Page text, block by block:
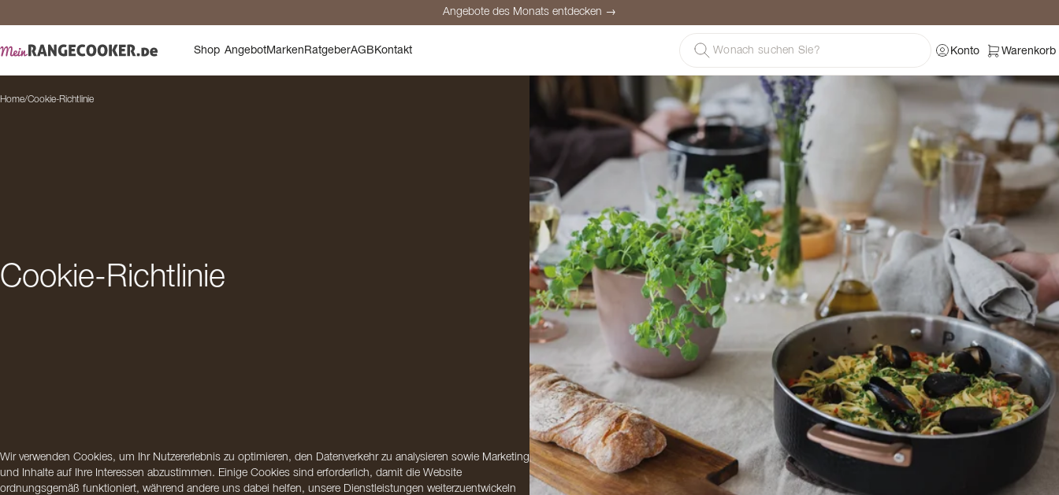
Angebote des Monats entdecken →
Persönliche Beratung
Shop AngebotMarkenRatgeberAGBKontakt Konto Warenkorb
Home/Cookie-Richtlinie
Cookie-Richtlinie
Wir verwenden Cookies, um Ihr Nutzererlebnis zu optimieren, den Datenverkehr zu analysieren sowie Marketing
und Inhalte auf Ihre Interessen abzustimmen. Einige Cookies sind erforderlich, damit die Website
ordnungsgemäß funktioniert, während andere uns dabei helfen, unsere Dienstleistungen weiterzuentwickeln